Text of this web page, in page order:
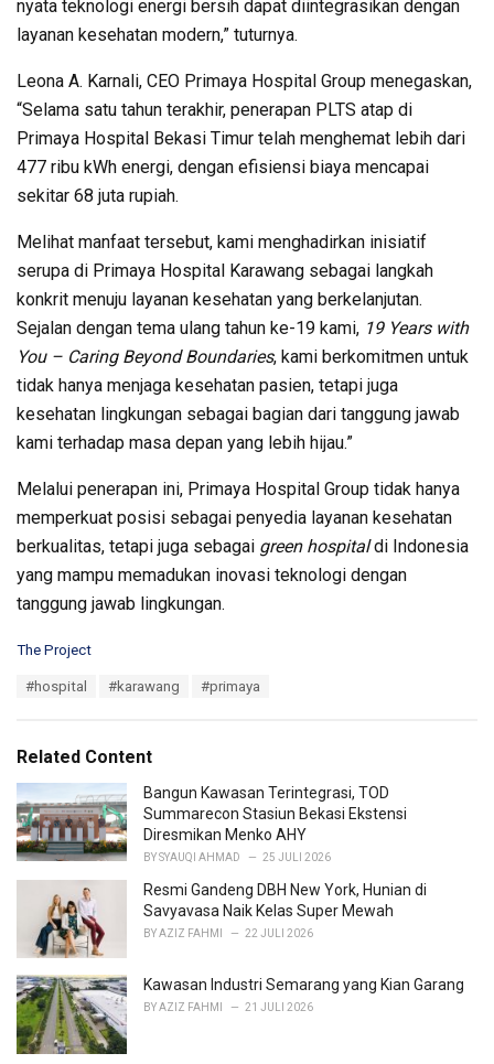
nyata teknologi energi bersih dapat diintegrasikan dengan
layanan kesehatan modern,” tuturnya.
Leona A. Karnali, CEO Primaya Hospital Group menegaskan,
“Selama satu tahun terakhir, penerapan PLTS atap di
Primaya Hospital Bekasi Timur telah menghemat lebih dari
477 ribu kWh energi, dengan efisiensi biaya mencapai
sekitar 68 juta rupiah.
Melihat manfaat tersebut, kami menghadirkan inisiatif
serupa di Primaya Hospital Karawang sebagai langkah
konkrit menuju layanan kesehatan yang berkelanjutan.
Sejalan dengan tema ulang tahun ke-19 kami, 19 Years with
You – Caring Beyond Boundaries, kami berkomitmen untuk
tidak hanya menjaga kesehatan pasien, tetapi juga
kesehatan lingkungan sebagai bagian dari tanggung jawab
kami terhadap masa depan yang lebih hijau.”
Melalui penerapan ini, Primaya Hospital Group tidak hanya
memperkuat posisi sebagai penyedia layanan kesehatan
berkualitas, tetapi juga sebagai green hospitaldi Indonesia
yang mampu memadukan inovasi teknologi dengan
tanggung jawab lingkungan.
C
o
r
i
e
s
:
The Project
:
#hospital #karawang #primaya
Related Content
Bangun Kawasan Terintegrasi, TOD
Summarecon Stasiun Bekasi Ekstensi
Diresmikan Menko AHY
BYSYAUQI AHMAD 25 JULI 2026
Resmi Gandeng DBH New York, Hunian di
Savyavasa Naik Kelas Super Mewah
BYAZIZ FAHMI 22 JULI 2026
Kawasan Industri Semarang yang Kian Garang
BYAZIZ FAHMI 21 JULI 2026